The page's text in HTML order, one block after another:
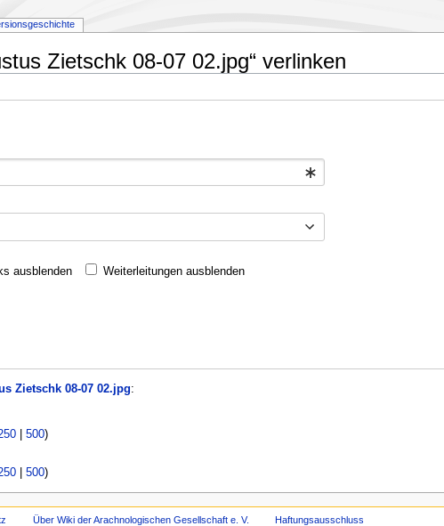
Zietschk 08-07 02.jpg“ verlinken
ausblenden Weiterleitungen ausblenden
Zietschk 08-07 02.jpg:
| 500)
| 500)
Über Wiki der Arachnologischen Gesellschaft e. V. Haftungsausschluss